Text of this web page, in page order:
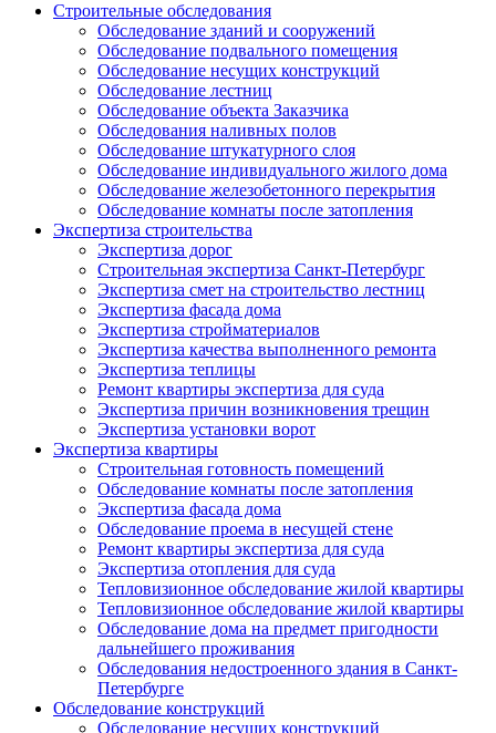
Строительные обследования
Обследование зданий и сооружений
Обследование подвального помещения
Обследование несущих конструкций
Обследование лестниц
Обследование объекта Заказчика
Обследования наливных полов
Обследование штукатурного слоя
Обследование индивидуального жилого дома
Обследование железобетонного перекрытия
Обследование комнаты после затопления
Экспертиза строительства
Экспертиза дорог
Строительная экспертиза Санкт-Петербург
Экспертиза смет на строительство лестниц
Экспертиза фасада дома
Экспертиза стройматериалов
Экспертиза качества выполненного ремонта
Экспертиза теплицы
Ремонт квартиры экспертиза для суда
Экспертиза причин возникновения трещин
Экспертиза установки ворот
Экспертиза квартиры
Строительная готовность помещений
Обследование комнаты после затопления
Экспертиза фасада дома
Обследование проема в несущей стене
Ремонт квартиры экспертиза для суда
Экспертиза отопления для суда
Тепловизионное обследование жилой квартиры
Тепловизионное обследование жилой квартиры
Обследование дома на предмет пригодности
дальнейшего проживания
Обследования недостроенного здания в Санкт-
Петербурге
Обследование конструкций
Обследование несущих конструкций